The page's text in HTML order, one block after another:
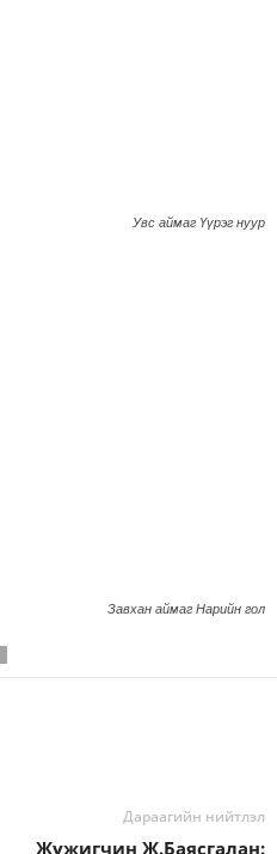
Увс аймаг Үүрэг нуур
Завхан аймаг Нарийн гол
Дараагийн нийтлэл
Жүжигчин Ж.Баясгалан: